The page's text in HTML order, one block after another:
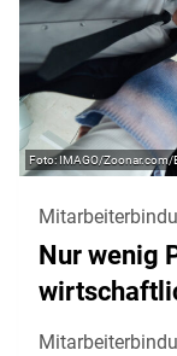
IMAGO/Zoonar.com/
Nur wenig